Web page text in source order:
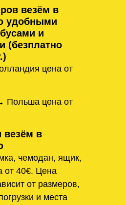
везём в
удобными
и
(безплатно
цена от
Польша цена от
везём в
чемодан, ящик,
от 40€. Цена
от размеров,
и места